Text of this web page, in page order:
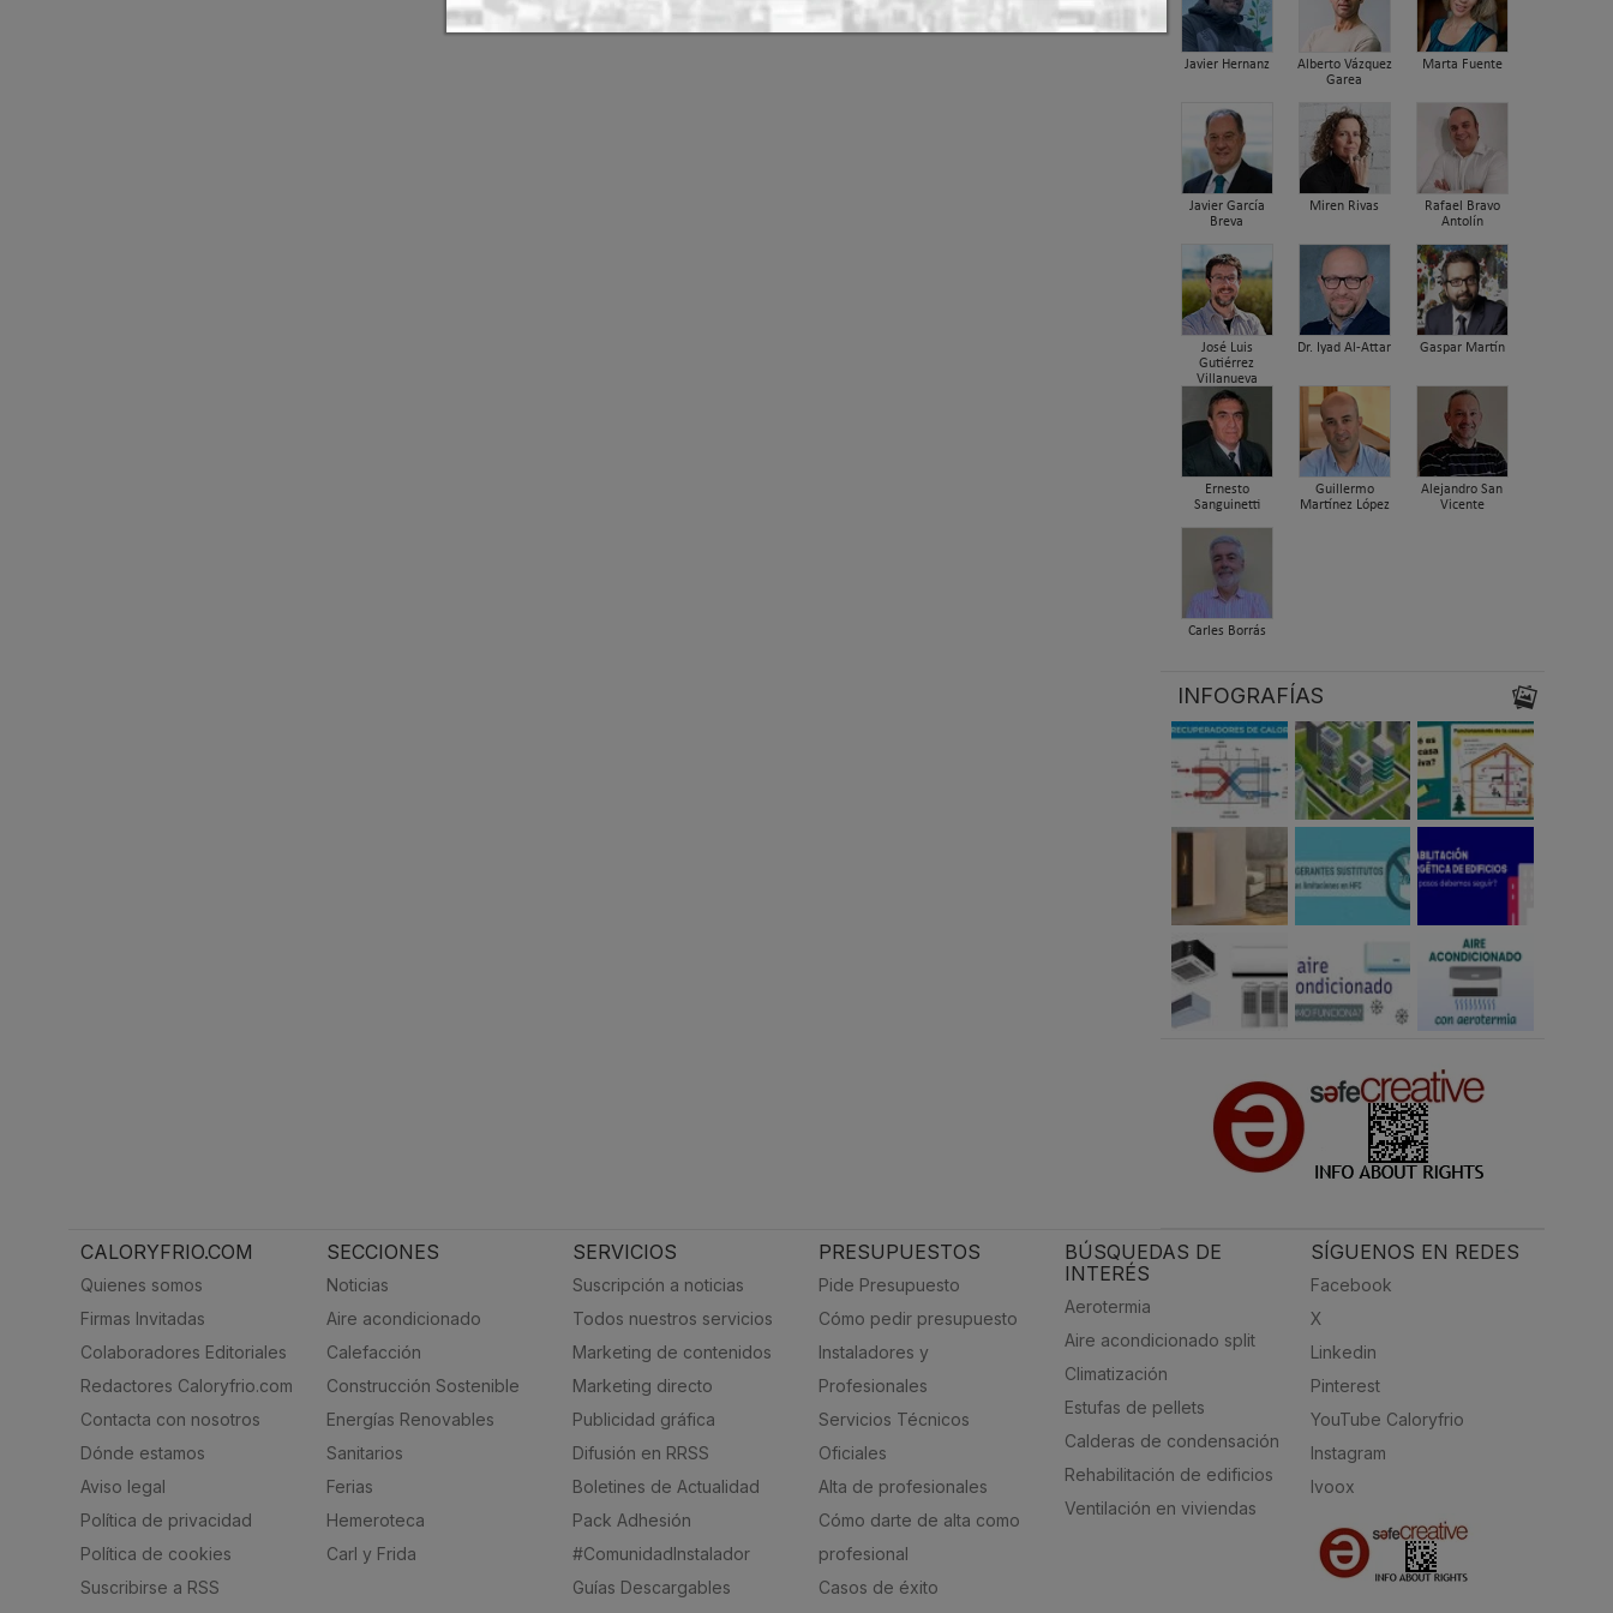
Javier Hernanz
Alberto Vázquez
Garea
Marta Fuente
Javier García
Breva
Miren Rivas
Rafael Bravo
Antolín
José Luis
Gutiérrez
Villanueva
Dr. Iyad Al-Attar Gaspar Martín
Ernesto
Sanguinetti
Guillermo
Martínez López
Alejandro San
Vicente
Carles Borrás
INFOGRAFÍAS
CALORYFRIO.COM
Quienes somos
Firmas Invitadas
Colaboradores Editoriales
Redactores Caloryfrio.com
Contacta con nosotros
Dónde estamos
Aviso legal
Política de privacidad
Política de cookies
Suscribirse a RSS
SECCIONES
Noticias
Aire acondicionado
Calefacción
Construcción Sostenible
Energías Renovables
Sanitarios
Ferias
Hemeroteca
Carl y Frida
SERVICIOS
Suscripción a noticias
Todos nuestros servicios
Marketing de contenidos
Marketing directo
Publicidad gráfica
Difusión en RRSS
Boletines de Actualidad
Pack Adhesión
#ComunidadInstalador
Guías Descargables
PRESUPUESTOS
Pide Presupuesto
Cómo pedir presupuesto
Instaladores y
Profesionales
Servicios Técnicos
Oficiales
Alta de profesionales
Cómo darte de alta como
profesional
Casos de éxito
BÚSQUEDAS DE
INTERÉS
Aerotermia
Aire acondicionado split
Climatización
Estufas de pellets
Calderas de condensación
Rehabilitación de edificios
Ventilación en viviendas
SÍGUENOS EN REDES
Facebook
X
Linkedin
Pinterest
YouTube Caloryfrio
Instagram
Ivoox